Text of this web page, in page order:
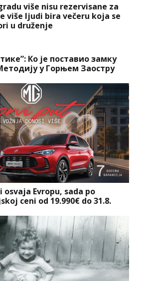
više nisu rezervisane za
više ljudi bira večeru koja se
u druženje
Ко је поставио замку
у Горњем Заостру
Evropu, sada po
ceni od 19.990€ do 31.8.